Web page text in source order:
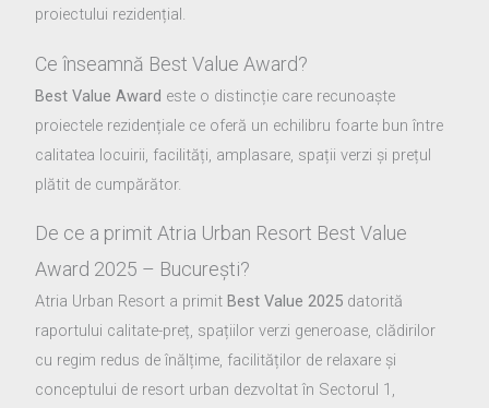
proiectului rezidențial.
Ce înseamnă Best Value Award?
Best Value Award este o distincție care recunoaște
proiectele rezidențiale ce oferă un echilibru foarte bun între
calitatea locuirii, facilități, amplasare, spații verzi și prețul
plătit de cumpărător.
De ce a primit Atria Urban Resort Best Value
Award 2025 – București?
Atria Urban Resort a primit Best Value 2025 datorită
raportului calitate-preț, spațiilor verzi generoase, clădirilor
cu regim redus de înălțime, facilităților de relaxare și
conceptului de resort urban dezvoltat în Sectorul 1,